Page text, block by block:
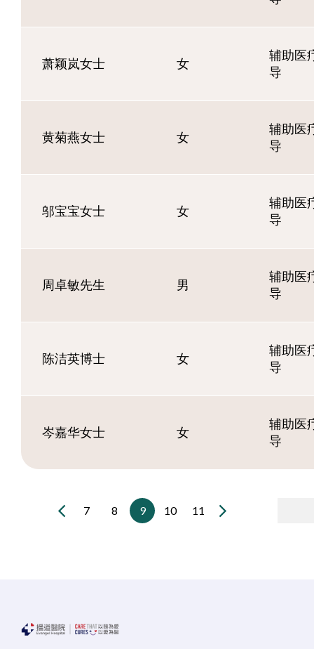
萧颖岚女士 女
辅助医
导
黄菊燕女士 女
辅助医
导
邬宝宝女士 女
辅助医
导
周卓敏先生 男
辅助医
导
陈洁英博士 女
辅助医
导
岑嘉华女士 女
辅助医
导
7 8 9 10 11